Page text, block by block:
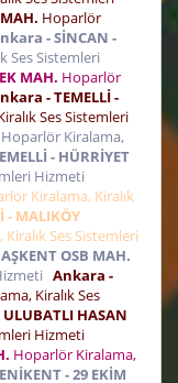
Hoparlör
- SİNCAN -
Ses Sistemleri
MAH. Hoparlör
- TEMELLİ -
Ses Sistemleri
Hoparlör Kiralama,
- HÜRRİYET
Hizmeti
Kiralama, Kiralık
- MALIKÖY
Ses Sistemleri
OSB MAH.
Ankara -
Kiralık Ses
HASAN
Hizmeti
Hoparlör Kiralama,
- 29 EKİM